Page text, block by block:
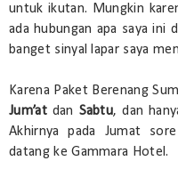
untuk ikutan. Mungkin
ada hubungan apa saya ini
banget sinyal lapar saya
Karena Paket Berenang
Jum’at dan Sabtu, dan
Akhirnya pada Jumat
datang ke Gammara Hotel.